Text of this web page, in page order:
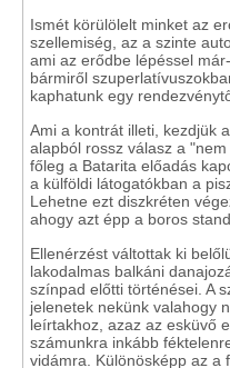
Ismét körülölelt minket az
szellemiség, az a szinte
ami az erődbe lépéssel
bármiről
kaphatunk egy
Ami a kontrát illeti, kezdjük
alapból rossz válasz a
főleg a Batarita előadás
a külföldi látogatókban a
Lehetne ezt diszkréten
ahogy azt épp a boros
Ellenérzést váltottak ki
lakodalmas balkáni
színpad előtti történései. A
jelenetek nekünk valahogy
leírtakhoz, azaz az esküvő
számunkra inkább
vidámra. Különösképp az a